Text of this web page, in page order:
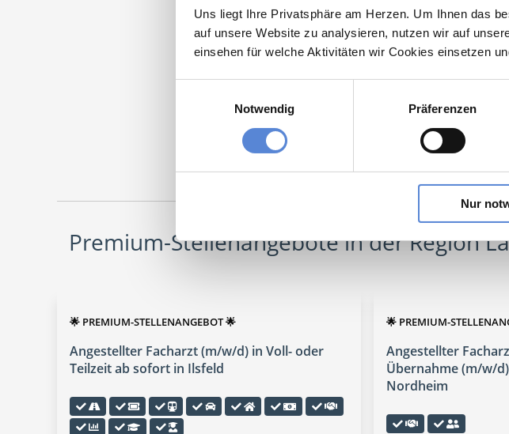
Uns liegt Ihre Privatsphäre am Herzen. Um Ihnen das
auf unsere Website zu analysieren, nutzen wir auf
einsehen für welche Aktivitäten wir Cookies einsetzen
Notwendig
Präferenzen
Nur
Momentan interessieren sich
Facharzt Allgemeinmedizin
Maschinenlesbare Version:Stellenangebot
Premium-Stellenangebote in der Region
🌟 PREMIUM-STELLENANGEBOT 🌟
Angestellter Facharzt (m/w/d) in Voll- oder
Teilzeit ab sofort in Ilsfeld
🌟 PREMIUM-
Angestellter
Übernahme (m/w/
Nordheim